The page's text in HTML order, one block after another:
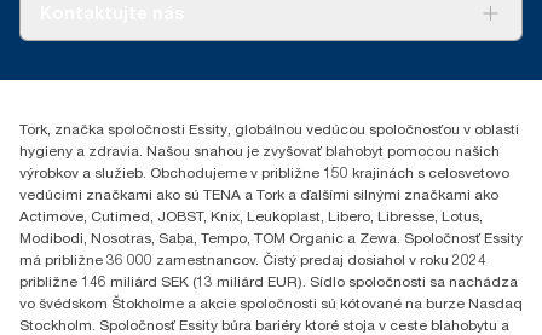
Essity Slovakia s.r.o.
049 12 Gemerská Hôrka
Tork, značka spoločnosti Essity, globálnou vedúcou spoločnosťou v oblasti
hygieny a zdravia. Našou snahou je zvyšovať blahobyt pomocou našich
výrobkov a služieb. Obchodujeme v približne 150 krajinách s celosvetovo
vedúcimi značkami ako sú TENA a Tork a ďalšími silnými značkami ako
Actimove, Cutimed, JOBST, Knix, Leukoplast, Libero, Libresse, Lotus,
Modibodi, Nosotras, Saba, Tempo, TOM Organic a Zewa. Spoločnosť Essity
má približne 36 000 zamestnancov. Čistý predaj dosiahol v roku 2024
približne 146 miliárd SEK (13 miliárd EUR). Sídlo spoločnosti sa nachádza
vo švédskom Štokholme a akcie spoločnosti sú kótované na burze Nasdaq
Stockholm. Spoločnosť Essity búra bariéry ktoré stoja v ceste blahobytu a